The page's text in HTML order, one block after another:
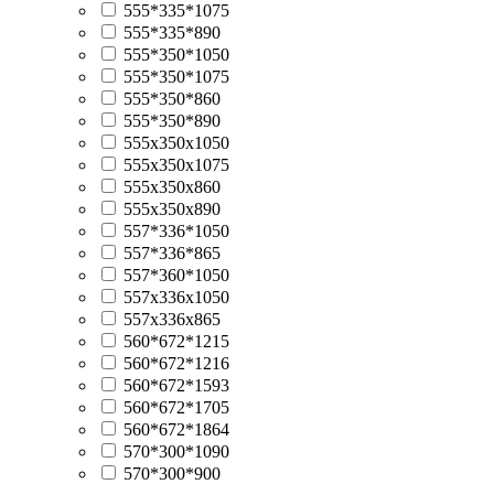
555*335*1075
555*335*890
555*350*1050
555*350*1075
555*350*860
555*350*890
555x350x1050
555x350x1075
555x350x860
555x350x890
557*336*1050
557*336*865
557*360*1050
557x336x1050
557x336x865
560*672*1215
560*672*1216
560*672*1593
560*672*1705
560*672*1864
570*300*1090
570*300*900